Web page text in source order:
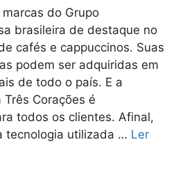
do Grupo
brasileira de destaque no
cafés e cappuccinos. Suas
podem ser adquiridas em
de todo o país. E a
Corações é
todos os clientes. Afinal,
tecnologia utilizada … Ler